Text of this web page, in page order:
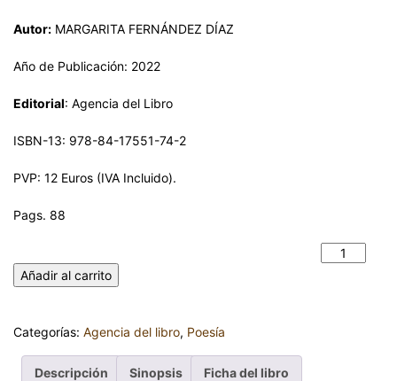
Autor: MARGARITA FERNÁNDEZ DÍAZ
Año de Publicación: 2022
Editorial: Agencia del Libro
ISBN-13: 978-84-17551-74-2
PVP: 12 Euros (IVA Incluido).
Pags. 88
Añadir al carrito
Categorías: Agencia del libro, Poesía
Descripción Sinopsis Ficha del libro